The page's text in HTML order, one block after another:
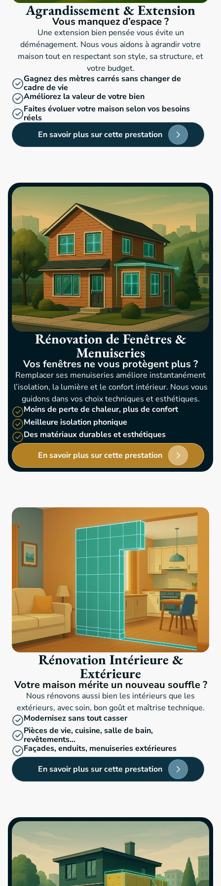
Agrandissement & Extension
Vous manquez d’espace ?​
Une extension bien pensée vous évite un
déménagement. Nous vous aidons à agrandir votre
maison tout en respectant son style, sa structure, et
votre budget.
Gagnez des mètres carrés sans changer de
cadre de vie
Améliorez la valeur de votre bien
Faites évoluer votre maison selon vos besoins
réels
En savoir plus sur cette prestation
Rénovation de Fenêtres &
Menuiseries
Vos fenêtres ne vous protègent plus ?​
Remplacer ses menuiseries améliore instantanément
l’isolation, la lumière et le confort intérieur. Nous vous
guidons dans vos choix techniques et esthétiques.
Moins de perte de chaleur, plus de confort
Meilleure isolation phonique
Des matériaux durables et esthétiques
En savoir plus sur cette prestation
Rénovation Intérieure &
Extérieure
Votre maison mérite un nouveau souffle ?
Nous rénovons aussi bien les intérieurs que les
extérieurs, avec soin, bon goût et maîtrise technique.
Modernisez sans tout casser
Pièces de vie, cuisine, salle de bain,
revêtements…
Façades, enduits, menuiseries extérieures
En savoir plus sur cette prestation